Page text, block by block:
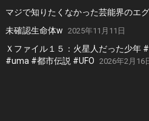
マジで知りたくなかった芸能界のエ
未確認生命体w 2025年11月11日
Ｘファイル１５：火星人だった少年
#uma #都市伝説 #UFO 2026年2月16